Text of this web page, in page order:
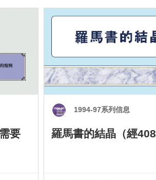
要
1994-97系列信息
羅馬書的結晶（經